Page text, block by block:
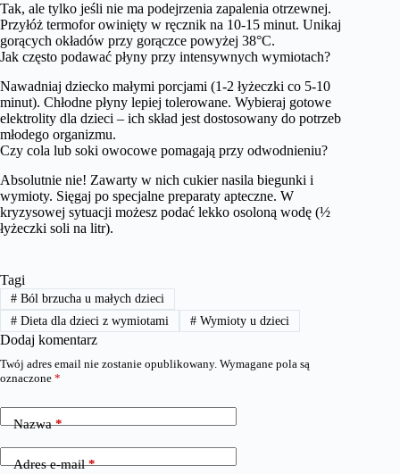
Tak, ale tylko jeśli nie ma podejrzenia zapalenia otrzewnej.
Przyłóż termofor owinięty w ręcznik na 10-15 minut. Unikaj
gorących okładów przy gorączce powyżej 38°C.
Jak często podawać płyny przy intensywnych wymiotach?
Nawadniaj dziecko małymi porcjami (1-2 łyżeczki co 5-10
minut). Chłodne płyny lepiej tolerowane. Wybieraj gotowe
elektrolity dla dzieci – ich skład jest dostosowany do potrzeb
młodego organizmu.
Czy cola lub soki owocowe pomagają przy odwodnieniu?
Absolutnie nie! Zawarty w nich cukier nasila biegunki i
wymioty. Sięgaj po specjalne preparaty apteczne. W
kryzysowej sytuacji możesz podać lekko osoloną wodę (½
łyżeczki soli na litr).
Tagi
#Ból brzucha u małych dzieci
#Dieta dla dzieci z wymiotami #Wymioty u dzieci
Dodaj komentarz
Twój adres email nie zostanie opublikowany. Wymagane pola są
oznaczone *
Nazwa*
Adres e-mail*